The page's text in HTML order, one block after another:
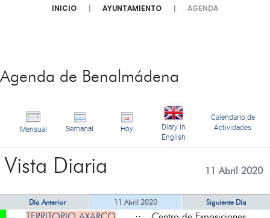
INICIO AYUNTAMIENTO AGENDA
Agenda de Benalmádena
Mensual Semanal Hoy
Diary in
English
Calendario de
Actividades
Vista Diaria 11 Abril 2020
Día Anterior 11 Abril 2020 Siguiente Día